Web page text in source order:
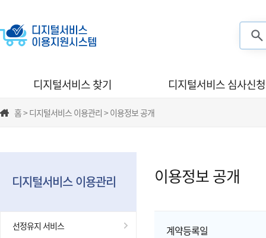
디지털서비스 찾기 디지털서비스 심사신청
홈 > 디지털서비스 이용관리 > 이용정보 공개
디지털서비스 이용관리
선정유지 서비스
이용정보 공개
계약등록일